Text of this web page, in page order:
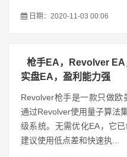
日期：2020-11-03 00:06
枪手EA，Revolver EA
实盘EA，盈利能力强
Revolver枪手是一款只做欧
通过Revolver使用量子算法
级系统。无需优化EA，它
建议使用低点差和快速执...